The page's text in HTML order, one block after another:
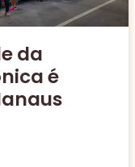
da
é